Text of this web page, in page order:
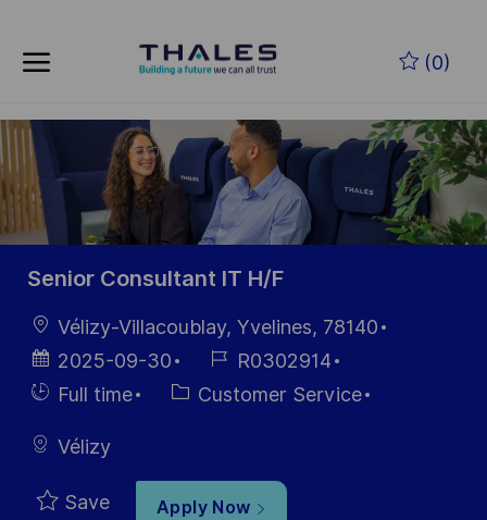
(0)
-
Senior Consultant IT H/F
LocationVélizy-Villacoublay, Yvelines, 78140
Posted
Date
2025-09-30
Job
Id
R0302914
HiringFull time Category
Customer Service
Vélizy
Save Apply Now